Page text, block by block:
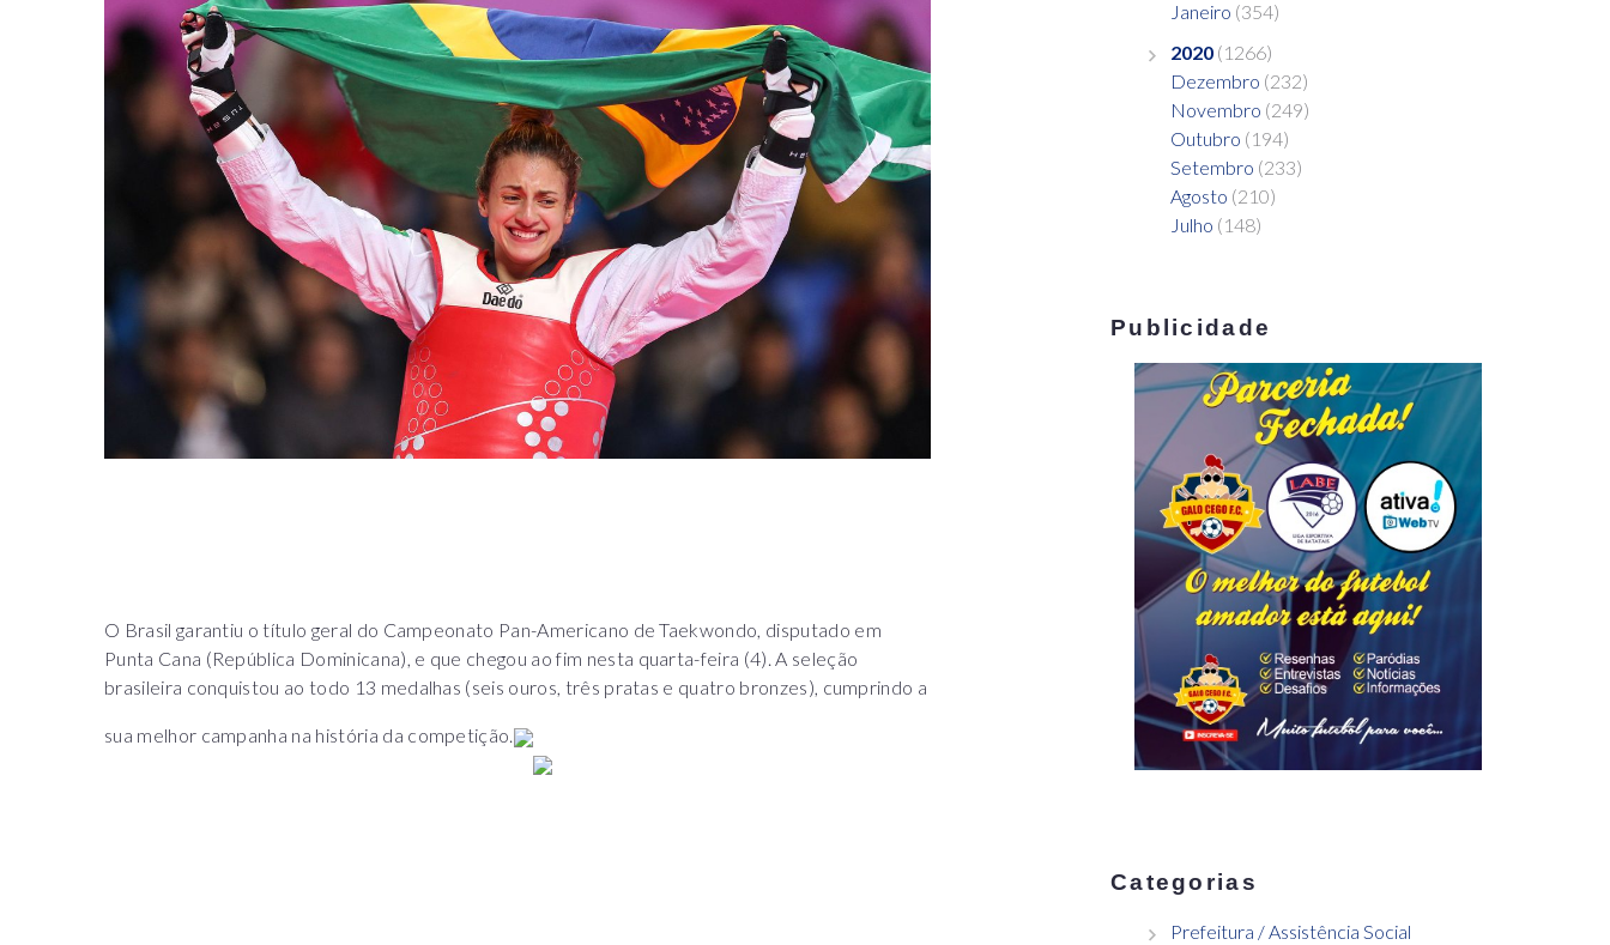
O Brasil garantiu o título geral do Campeonato Pan-Americano de Taekwondo, disputado em
Punta Cana (República Dominicana), e que chegou ao fim nesta quarta-feira (4). A seleção
brasileira conquistou ao todo 13 medalhas (seis ouros, três pratas e quatro bronzes), cumprindo a
sua melhor campanha na história da competição.
Janeiro (354)
2020 (1266)
Dezembro (232)
Novembro (249)
Outubro (194)
Setembro (233)
Agosto (210)
Julho (148)
Publicidade
Categorias
Prefeitura / Assistência Social